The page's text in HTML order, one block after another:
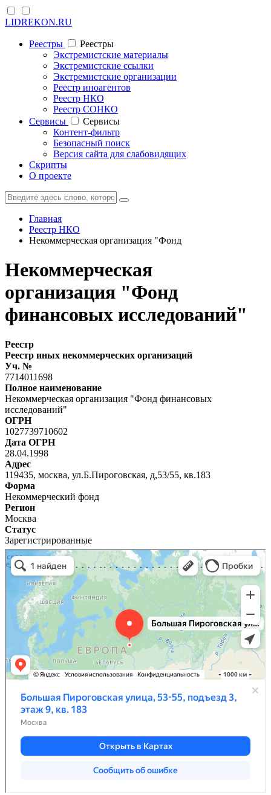
LIDREKON.RU
Реестры
Реестры
Экстремистские материалы
Экстремистские ссылки
Экстремистские организации
Реестр иноагентов
Реестр НКО
Реестр СОНКО
Cервисы
Cервисы
Контент-фильтр
Безопасный поиск
Версия сайта для слабовидящих
Скрипты
О проекте
Главная
Реестр НКО
Некоммерческая организация "Фонд
Некоммерческая
организация "Фонд
финансовых исследований"
Реестр
Реестр иных некоммерческих организаций
Уч. №
7714011698
Полное наименование
Некоммерческая организация "Фонд финансовых
исследований"
ОГРН
1027739710602
Дата ОГРН
28.04.1998
Адрес
119435, москва, ул.Б.Пироговская, д,53/55, кв.183
Форма
Некоммерческий фонд
Регион
Москва
Статус
Зарегистрированные